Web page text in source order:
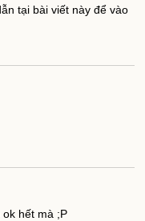
tại bài viết này để vào
hết mà ;P